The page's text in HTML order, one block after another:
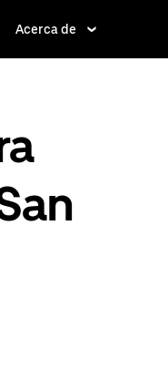
Acerca de